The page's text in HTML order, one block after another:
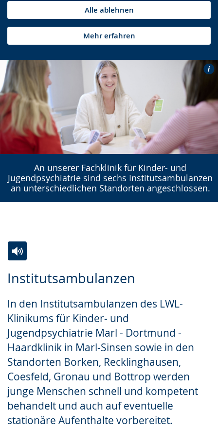
Alle ablehnen
Mehr erfahren
An unserer Fachklinik für Kinder- und
Jugendpsychiatrie sind sechs Institutsambulanzen
an unterschiedlichen Standorten angeschlossen.
Institutsambulanzen
In den Institutsambulanzen des LWL-
Klinikums für Kinder- und
Jugendpsychiatrie Marl - Dortmund -
Haardklinik in Marl-Sinsen sowie in den
Standorten Borken, Recklinghausen,
Coesfeld, Gronau und Bottrop werden
junge Menschen schnell und kompetent
behandelt und auch auf eventuelle
stationäre Aufenthalte vorbereitet.
Leichten
wechseln.
Audio-
Video
Deutscher
Gebärdensprache
wird
angezeigt.